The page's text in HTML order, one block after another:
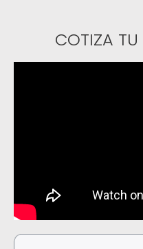
COTIZA TU